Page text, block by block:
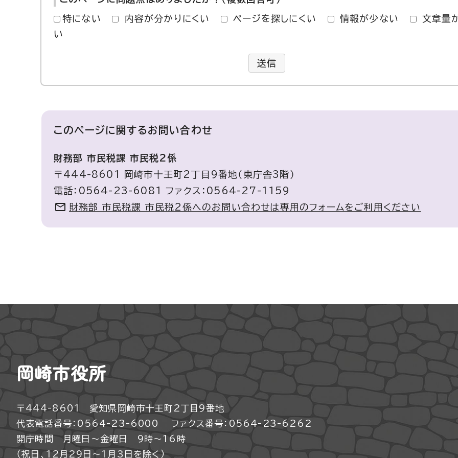
特にない 内容が分かりにくい ページを探しにくい 情報が少ない
文章量
い
送信
このページに関するお問い合わせ
財務部 市民税課 市民税2係
〒444-8601 岡崎市十王町2丁目9番地（東庁舎3階）
電話：0564-23-6081 ファクス：0564-27-1159
財務部 市民税課 市民税2係へのお問い合わせは専用のフォームをご利用ください
岡崎市役所
〒444-8601 愛知県岡崎市十王町2丁目9番地
代表電話番号：0564-23-6000
ファクス番号：0564-23-6262
開庁時間 月曜日～金曜日 9時～16時
（祝日、12月29日～1月3日を除く）